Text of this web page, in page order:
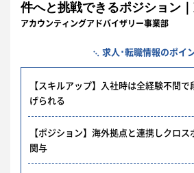
件へと挑戦できるポジション
アカウンティングアドバイザリー事業部
求人･転職情報のポイ
【スキルアップ】入社時は全経験不問
げられる
【ポジション】海外拠点と連携しクロ
関与